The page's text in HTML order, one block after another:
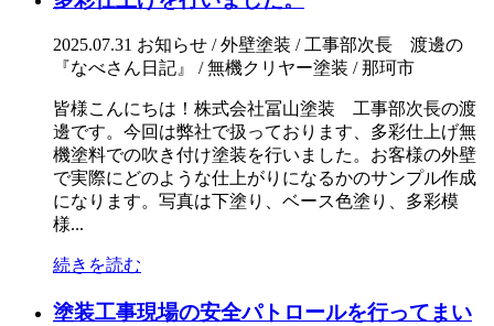
2025.07.31 お知らせ / 外壁塗装 / 工事部次長 渡邊の
『なべさん日記』 / 無機クリヤー塗装 / 那珂市
皆様こんにちは！株式会社冨山塗装 工事部次長の渡
邊です。今回は弊社で扱っております、多彩仕上げ無
機塗料での吹き付け塗装を行いました。お客様の外壁
で実際にどのような仕上がりになるかのサンプル作成
になります。写真は下塗り、ベース色塗り、多彩模
様...
続きを読む
塗装工事現場の安全パトロールを行ってまい